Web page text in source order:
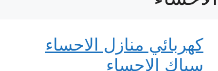
كهربائي منازل الاحساء
سباك الاحساء